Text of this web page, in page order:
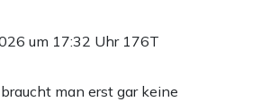
um 17:32 Uhr 176T
man erst gar keine